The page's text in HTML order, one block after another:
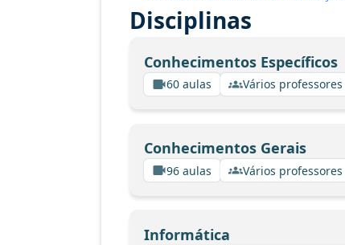
Disciplinas
Conhecimentos Específicos
60 aulas Vários professores
Conhecimentos Gerais
96 aulas Vários professores
Informática